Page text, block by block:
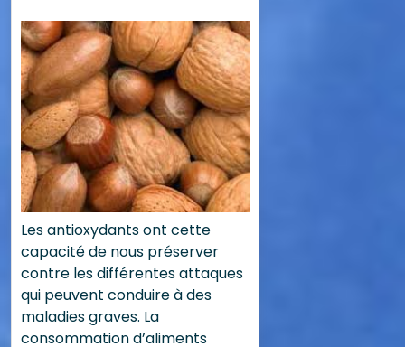
Les antioxydants ont cette
capacité de nous préserver
contre les différentes attaques
qui peuvent conduire à des
maladies graves. La
consommation d’aliments